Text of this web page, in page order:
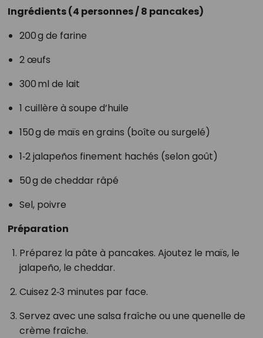
Ingrédients (4 personnes / 8 pancakes)
200 g de farine
2 œufs
300 ml de lait
1 cuillère à soupe d’huile
150 g de maïs en grains (boîte ou surgelé)
1‑2 jalapeños finement hachés (selon goût)
50 g de cheddar râpé
Sel, poivre
Préparation
Préparez la pâte à pancakes. Ajoutez le maïs, le
jalapeño, le cheddar.
Cuisez 2‑3 minutes par face.
Servez avec une salsa fraîche ou une quenelle de
crème fraîche.